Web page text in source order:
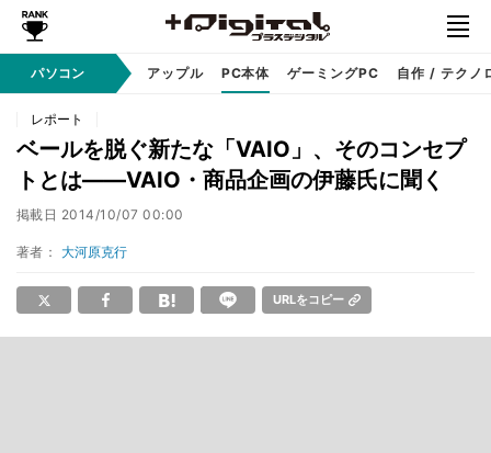
パソコンWindows アップル PC本体 ゲーミングPC 自作 / テクノ
レポート
ベールを脱ぐ新たな「VAIO」、そのコンセプ
トとは――VAIO・商品企画の伊藤氏に聞く
掲載日 2014/10/07 00:00
著者： 大河原克行
URLをコピー